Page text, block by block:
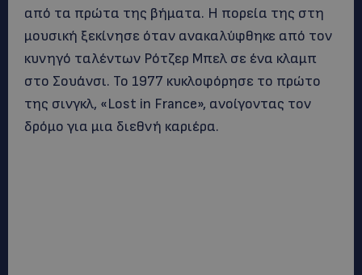
από τα πρώτα της βήματα. Η πορεία της στη
μουσική ξεκίνησε όταν ανακαλύφθηκε από τον
κυνηγό ταλέντων Ρότζερ Μπελ σε ένα κλαμπ
στο Σουάνσι. Το 1977 κυκλοφόρησε το πρώτο
της σινγκλ, «Lost in France», ανοίγοντας τον
δρόμο για μια διεθνή καριέρα.